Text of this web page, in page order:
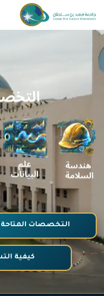
التخصصات المتاحة
كيفية